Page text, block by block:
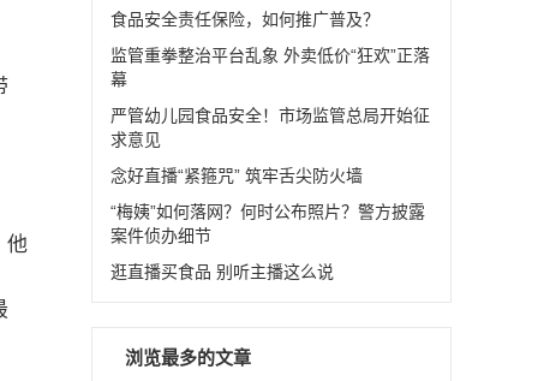
他
食品安全责任保险，如何推广普及？
监管重拳整治平台乱象 外卖低价“狂欢”正落
幕
严管幼儿园食品安全！市场监管总局开始征
求意见
念好直播“紧箍咒” 筑牢舌尖防火墙
“梅姨”如何落网？何时公布照片？警方披露
案件侦办细节
逛直播买食品 别听主播这么说
浏览最多的文章